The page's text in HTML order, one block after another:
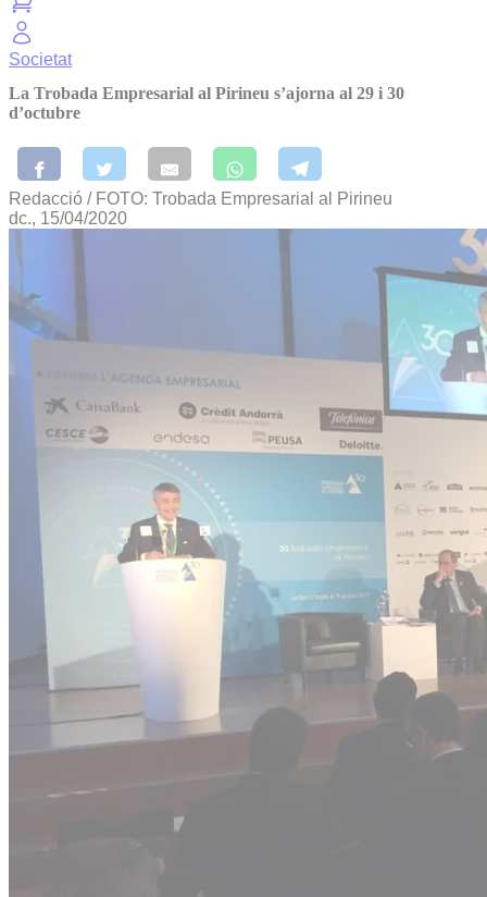
Societat
La Trobada Empresarial al Pirineu s’ajorna al 29 i 30
d’octubre
Redacció / FOTO: Trobada Empresarial al Pirineu
dc., 15/04/2020